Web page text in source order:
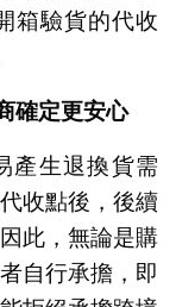
箱驗貨的代收
確定更安心
產生退換貨需
收點後，後續
此，無論是購
自行承擔，即